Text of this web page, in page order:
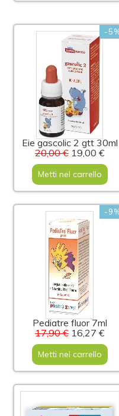
-
Eie gascolic 2 gtt 30ml
20,00 €19,00 €
Metti nel carrello
-
Pediatre fluor 7ml
17,90 €16,27 €
Metti nel carrello